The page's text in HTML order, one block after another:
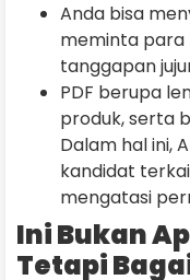
Anda bisa
meminta para
tanggapan
PDF berupa
produk, serta
Dalam hal ini,
kandidat
mengatasi
Ini Bukan
Tetapi